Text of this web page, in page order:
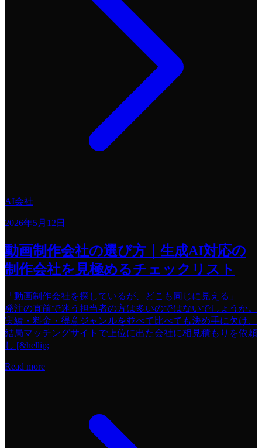
AI会社
2026年5月12日
動画制作会社の選び方｜生成AI対応の
制作会社を見極めるチェックリスト
「動画制作会社を探しているが、どこも同じに見える」——
発注の直前で迷う担当者の方は多いのではないでしょうか。
実績・料金・得意ジャンルを並べて比べても決め手に欠け、
結局マッチングサイトで上位に出た会社に相見積もりを依頼
し [&hellip;
Read more